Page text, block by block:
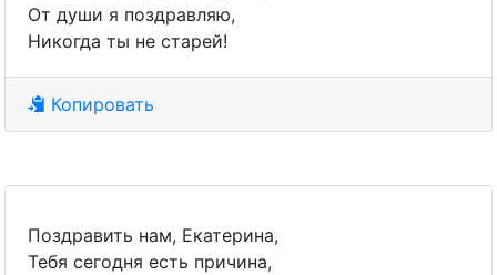
От души я поздравляю,
Никогда ты не старей!
Копировать
Поздравить нам, Екатерина,
Тебя сегодня есть причина,